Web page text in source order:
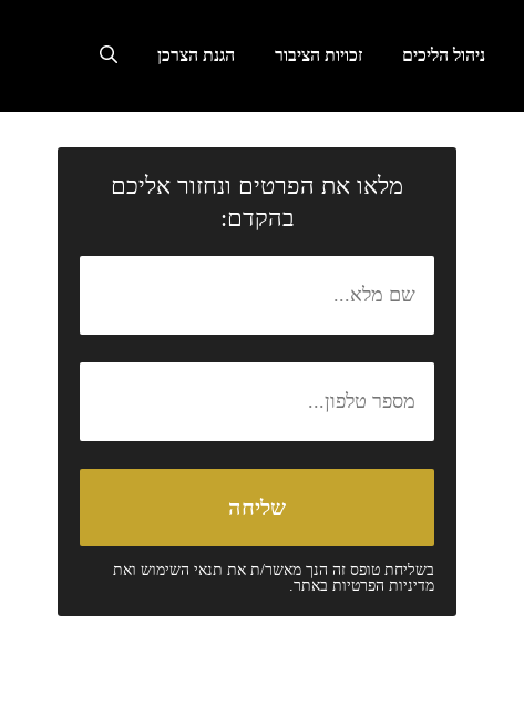
ניהול הליכים זכויות הציבור הגנת הצרכן
מלאו את הפרטים ונחזור אליכם
בהקדם:
בשליחת טופס זה הנך מאשר/ת את תנאי השימושואת
מדיניות הפרטיותבאתר.